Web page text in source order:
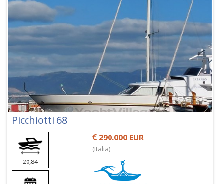
Picchiotti 68
20,84
290.000 EUR
(Italia)